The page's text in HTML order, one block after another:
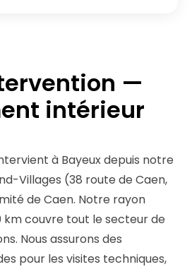
—
intérieur
à Bayeux depuis notre
Villages (38 route de Caen,
de Caen. Notre rayon
km couvre tout le secteur de
Nous assurons des
pour les visites techniques,